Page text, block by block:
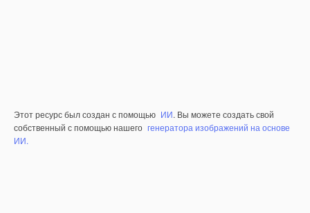
Этот ресурс был создан с помощью ИИ. Вы можете создать свой
собственный с помощью нашего генератора изображений на основе
ИИ.